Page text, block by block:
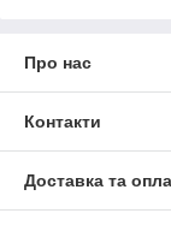
Про нас
Контакти
Доставка та